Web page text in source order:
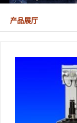
产品展厅